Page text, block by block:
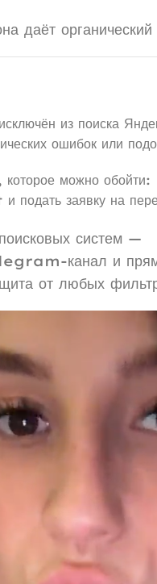
даёт
из поиска
ошибок или
можно обойти:
заявку на
систем —
канал и
от любых